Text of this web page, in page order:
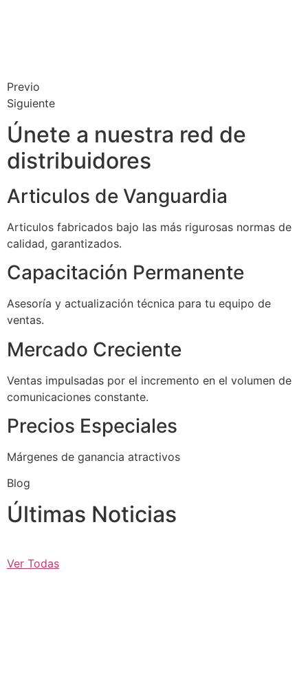
Previo
Siguiente
Únete a nuestra red de
distribuidores
Articulos de Vanguardia
Articulos fabricados bajo las más rigurosas normas de
calidad, garantizados.
Capacitación Permanente
Asesoría y actualización técnica para tu equipo de
ventas.
Mercado Creciente
Ventas impulsadas por el incremento en el volumen de
comunicaciones constante.
Precios Especiales
Márgenes de ganancia atractivos
Blog
Últimas Noticias
Ver Todas